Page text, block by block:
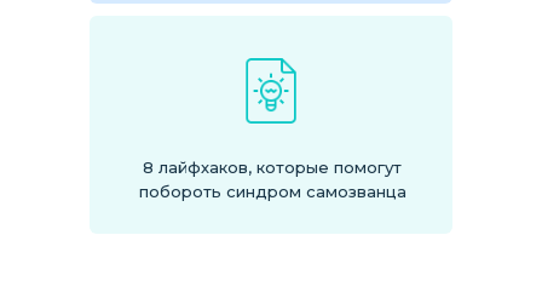
8 лайфхаков, которые помогут
побороть синдром самозванца